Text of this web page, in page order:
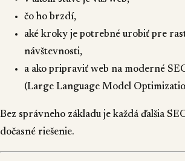
čo ho brzdí,
aké kroky je potrebné urobiť pre
návštevnosti,
a ako pripraviť web na moderné
(Large Language Model
Bez správneho základu je každá ďalšia
dočasné riešenie.